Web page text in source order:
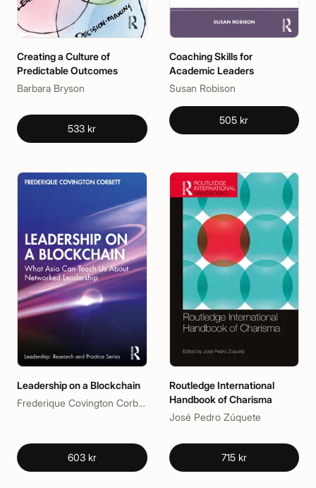
Creating a Culture of
Predictable Outcomes
Barbara Bryson
533 kr
Coaching Skills for
Academic Leaders
Susan Robison
505 kr
Leadership on a Blockchain
Frederique Covington Corbett
603 kr
Routledge International
Handbook of Charisma
José Pedro Zúquete
715 kr